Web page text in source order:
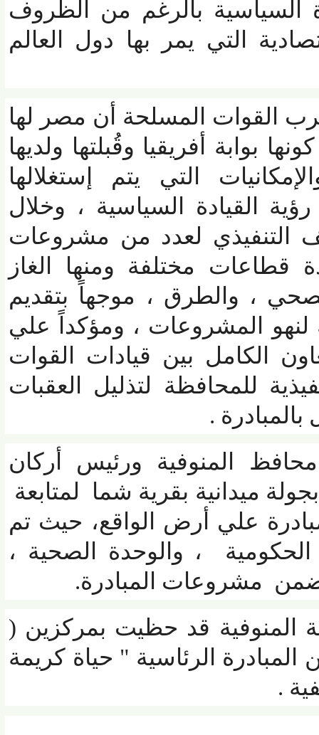
السياسية بالرغم من الظروف
التي يمر بها دول العالم
المسلحة أن مصر لها
بوابة أفريقيا وقُبلتها ولديها
التي يتم إستغلالها
القيادة السياسية ، وخلال
لعدد من مشروعات
قطاعات مختلفة ومنها الغاز
، والطرق ، موجهاً بتقديم
المشروعات ، ومؤكداً علي
الكامل بين قيادات القوات
للمحافظة لتذليل العقبات
.
المنوفية ورئيس أركان
ميدانية بقرية شما لمتابعة
علي أرض الواقع، حيث تم
، والوحدة الصحية ،
مشروعات المبادرة.
قد حظيت بمركزين (
الرئاسية " حياة كريمة